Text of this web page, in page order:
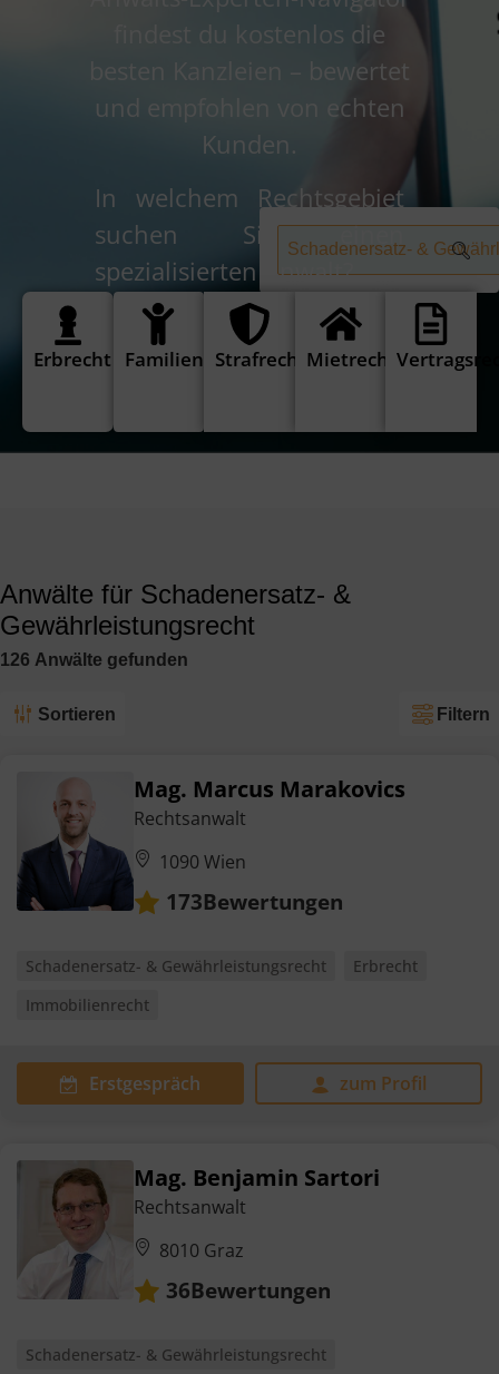
findest du kostenlos die
besten Kanzleien – bewertet
und empfohlen von echten
Kunden.
Schadenersatz- &
In welchem Rechtsgebiet
suchen Sie einen
spezialisierten Anwalt?
Erbrecht FamilienrechtStrafrecht Mietrecht
Anwälte für Schadenersatz- &
Gewährleistungsrecht
126 Anwälte gefunden
Sortieren Filtern
Mag. Marcus Marakovics
Rechtsanwalt
1090 Wien
173Bewertungen
Schadenersatz- & Gewährleistungsrecht
Erbrecht
Immobilienrecht
Erstgespräch zum Profil
Mag. Benjamin Sartori
Rechtsanwalt
8010 Graz
36Bewertungen
Schadenersatz- & Gewährleistungsrecht